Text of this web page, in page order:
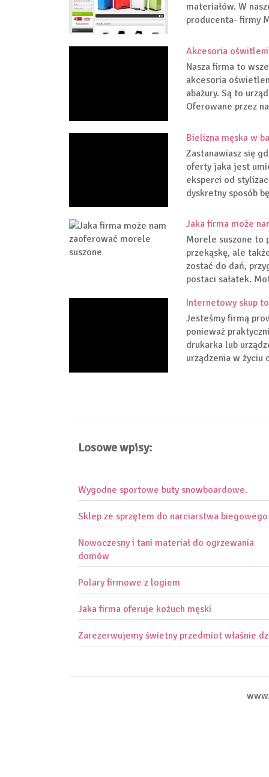
materiałów. W
producenta- firmy
Akcesoria
Nasza firma to
akcesoria
abażury. Są to
Oferowane przez
Bielizna męska w
Zastanawiasz się
oferty jaka jest
eksperci od
dyskretny sposób
Jaka firma może
Morele suszone to
przekąskę, ale
zostać do dań,
postaci sałatek.
Internetowy skup
Jesteśmy firmą
ponieważ
drukarka lub
urządzenia w życiu
Losowe wpisy:
Wygodne sportowe buty snowboardowe.
Sklep ze sprzętem do narciarstwa biegowego
Nowoczesny i tani materiał do ogrzewania
domów
Polary firmowe z logiem
Jaka firma oferuje kożuch męski
Zarezerwujemy świetny przedmiot właśnie